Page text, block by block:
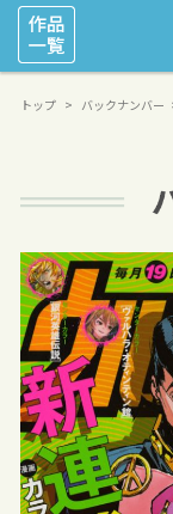
トップ バックナンバー